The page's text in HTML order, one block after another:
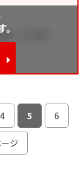
4 5 6
ジ